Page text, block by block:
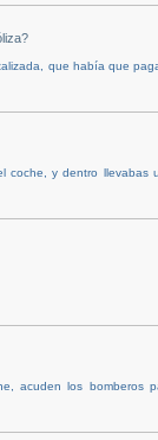
que había que
coche, y dentro llevabas
acuden los bomberos